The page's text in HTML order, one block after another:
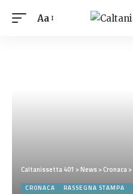
Aa
Caltanissetta 401 >News>Cronaca>
CRONACA RASSEGNA STAMPA